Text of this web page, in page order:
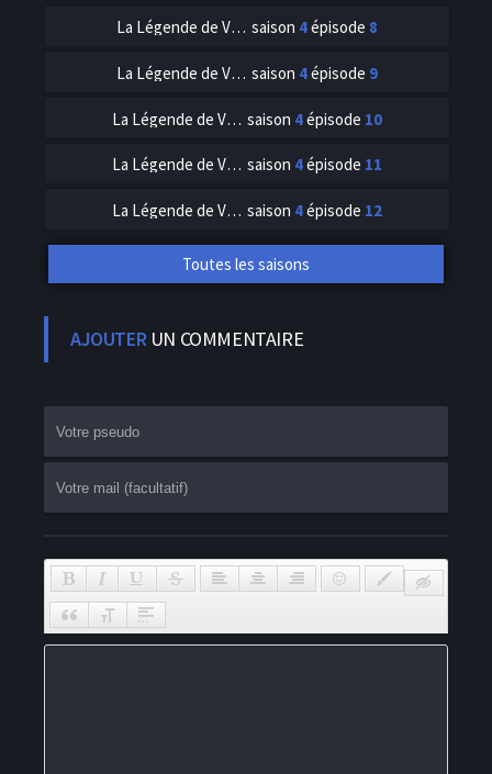
La Légende de Vox Machina saison 4épisode 8
La Légende de Vox Machina saison 4épisode 9
La Légende de Vox Machina saison 4épisode 10
La Légende de Vox Machina saison 4épisode 11
La Légende de Vox Machina saison 4épisode 12
Toutes les saisons
AJOUTERUN COMMENTAIRE